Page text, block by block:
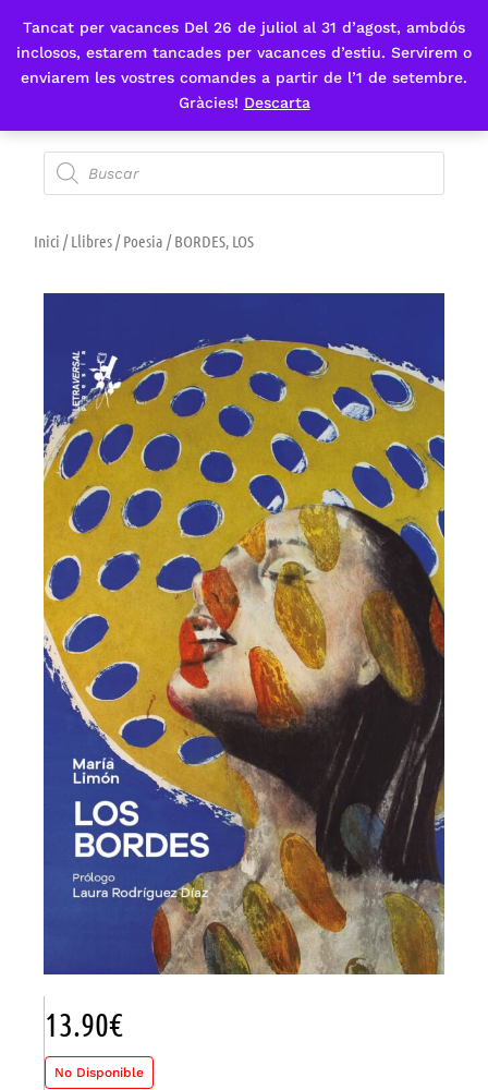
Tancat per vacances Del 26 de juliol al 31 d’agost, ambdós
inclosos, estarem tancades per vacances d’estiu. Servirem o
enviarem les vostres comandes a partir de l’1 de setembre.
Gràcies! Descarta
Fes-te'n sòcia
Inici /Llibres/Poesia / BORDES, LOS
13.90€
No Disponible